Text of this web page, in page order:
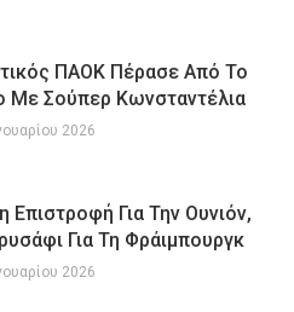
ΠΑΟΚ Πέρασε Από Το
Με Σούπερ Κωνσταντέλια
2026
Επιστροφή Για Την Ουνιόν,
Για Τη Φράιμπουργκ
2026